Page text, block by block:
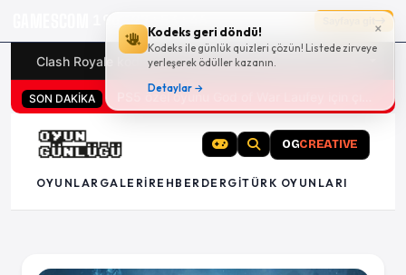
×
Kodeks geri döndü!
Kodeks ile günlük quizleri çözün! Listede zirveye
yerleşerek ödüller kazanın.
Detaylar →
19g 22:53:45
Clash Royale kodları Türk oyunları (PC ve konsollar) -
SON DAKİKA
OGCREATIVE
OYUNLAR GALERI REHBER DERGITÜRK OYUNLARI